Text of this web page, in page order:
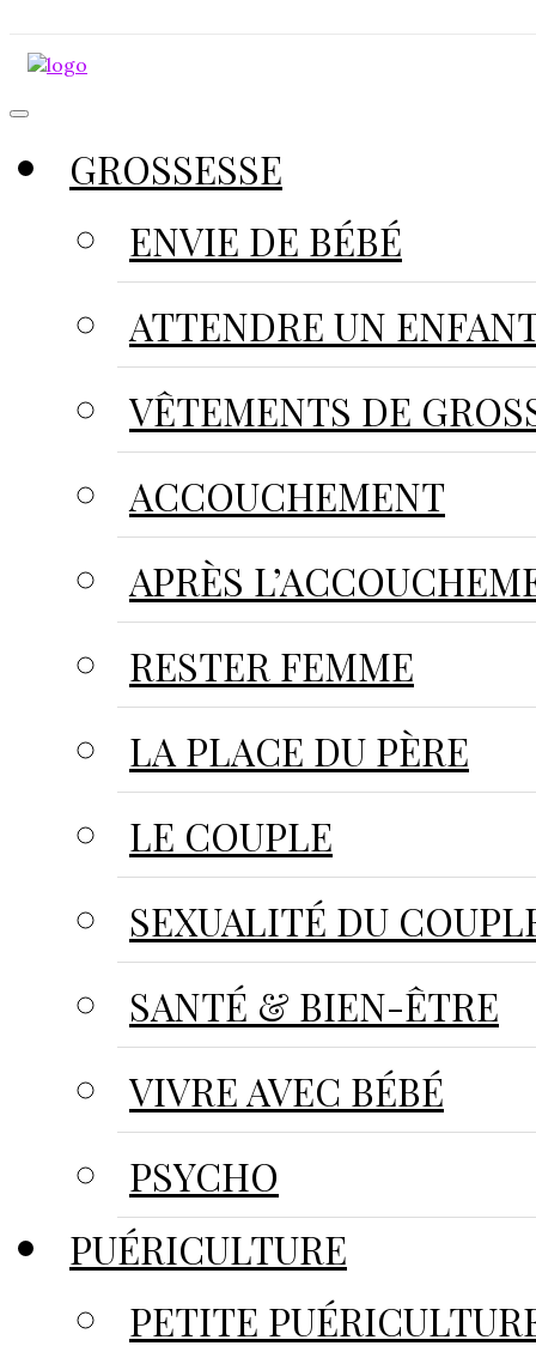
GROSSESSE
ENVIE DE BÉBÉ
ATTENDRE UN
VÊTEMENTS DE
ACCOUCHEMENT
APRÈS
RESTER FEMME
LA PLACE DU PÈRE
LE COUPLE
SEXUALITÉ DU
SANTÉ & BIEN-ÊTRE
VIVRE AVEC BÉBÉ
PSYCHO
PUÉRICULTURE
PETITE